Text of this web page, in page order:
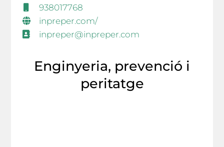
938017768
inpreper.com/
inpreper@inpreper.com
Enginyeria, prevenció i
peritatge